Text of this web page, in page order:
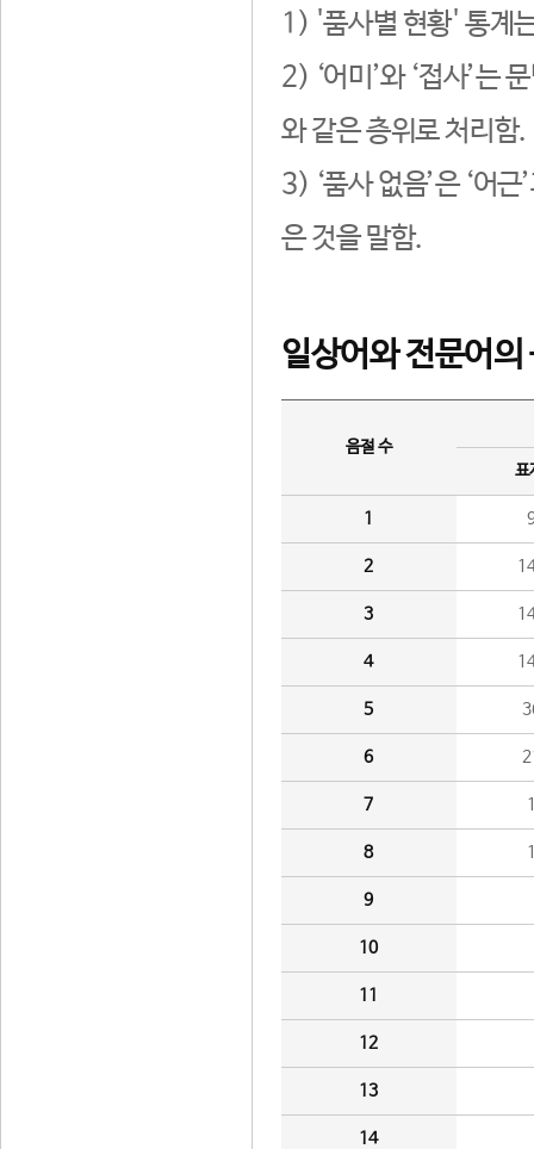
1) '품사별 현황' 통계
2) ‘어미’와 ‘접사’는
와 같은 층위로 처리함.
3) ‘품사 없음’은 ‘어
은 것을 말함.
일상어와 전문어의
음절 수
표
1
2
3
4
5
6
7
8
9
10
11
12
13
14